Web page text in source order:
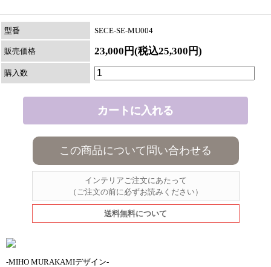
型番 SECE-SE-MU004
販売価格 23,000円(税込25,300円)
購入数
この商品について問い合わせる
インテリアご注文にあたって
（ご注文の前に必ずお読みください）
送料無料について
-MIHO MURAKAMIデザイン-